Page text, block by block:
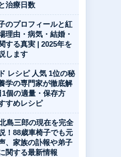
治療日数
のプロフィールと紅
理由・病気・結婚・
する真実 | 2025年を
します
レシピ 人気 1位の秘
学の専門家が徹底解
1個の適量・保存方
すめレシピ
島三郎の現在を完全
！88歳車椅子でも元
、家族の訃報や弟子
関する最新情報